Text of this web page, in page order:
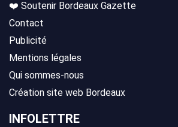
❤️ Soutenir Bordeaux Gazette
Contact
Publicité
Mentions légales
Qui sommes-nous
Création site web Bordeaux
INFOLETTRE